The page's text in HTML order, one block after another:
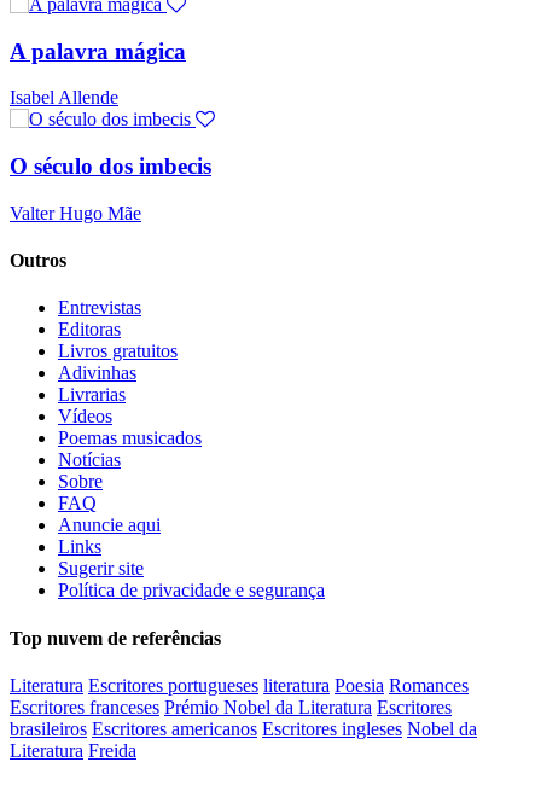
A palavra mágica
Isabel Allende
O século dos imbecis
Valter Hugo Mãe
Outros
Entrevistas
Editoras
Livros gratuitos
Adivinhas
Livrarias
Vídeos
Poemas musicados
Notícias
Sobre
FAQ
Anuncie aqui
Links
Sugerir site
Política de privacidade e segurança
Top nuvem de referências
Literatura Escritores portugueses literatura Poesia Romances
Escritores franceses Prémio Nobel da Literatura Escritores
brasileiros Escritores americanos Escritores ingleses Nobel da
Literatura Freida